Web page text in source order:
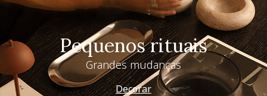
Pequenos rituais
Grandes mudanças
Decorar